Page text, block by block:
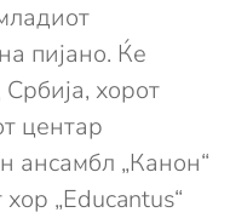
пијано. Ќе
хорот
центар
ансамбл „Канон“
„Educantus“